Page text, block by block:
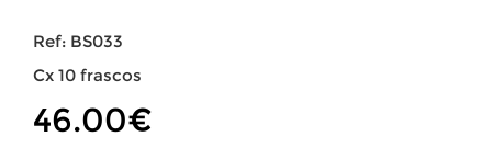
Ref: BS033
Cx 10 frascos
46.00€